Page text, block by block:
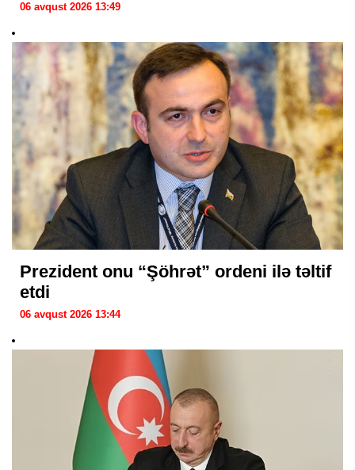
06 avqust 2026 13:49
Prezident onu “Şöhrət” ordeni ilə təltif
etdi
06 avqust 2026 13:44